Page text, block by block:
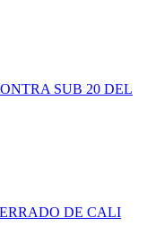
SUB 20 DEL
DE CALI